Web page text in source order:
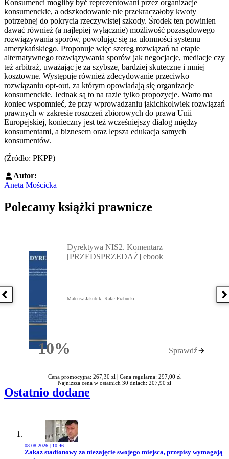
Konsumenci mogliby być reprezentowani przez organizacje
konsumenckie, a odszkodowanie nie przekraczałoby kwoty
potrzebnej do pokrycia rzeczywistej szkody. Środek ten powinien
dawać również (a najlepiej wyłącznie) możliwość pozasądowego
rozwiązywania sporów, powołując się na ułomności systemu
amerykańskiego. Proponuje więc szereg rozwiązań na etapie
alternatywnego rozwiązywania sporów jak negocjacje, mediacje czy
też arbitraż, uważając je za szybsze, bardziej skuteczne i mniej
kosztowne. Występuje również zdecydowanie przeciwko
rozwiązaniu opt-out, za którym opowiadają się organizacje
konsumenckie. Jednak są to na razie tylko propozycje. Warto ma
koniec wspomnieć, że przy wprowadzaniu jakichkolwiek rozwiązań
prawnych w zakresie roszczeń zbiorowych do prawa Unii
Europejskiej, konieczny jest też wcześniejszy dialog między
konsumentami, a biznesem oraz lepsza edukacja samych
konsumentów.
(Źródło: PKPP)
Autor:
Aneta Mościcka
Polecamy książki prawnicze
Poprzednia książka
10%Rabatu
Dyrektywa NIS2. Komentarz
[PRZEDSPRZEDAŻ] ebook
Mateusz Jakubik, Rafał Prabucki
Sprawdź
Cena promocyjna: 267,30 zł | Cena regularna: 297,00 zł
Najniższa cena w ostatnich 30 dniach: 207,90 zł
Ostatnio dodane
08.08.2026 | 10:46
Przejdź do artykułu:
Zakaz stadionowy za niezajęcie swojego miejsca, przepisy wymagają